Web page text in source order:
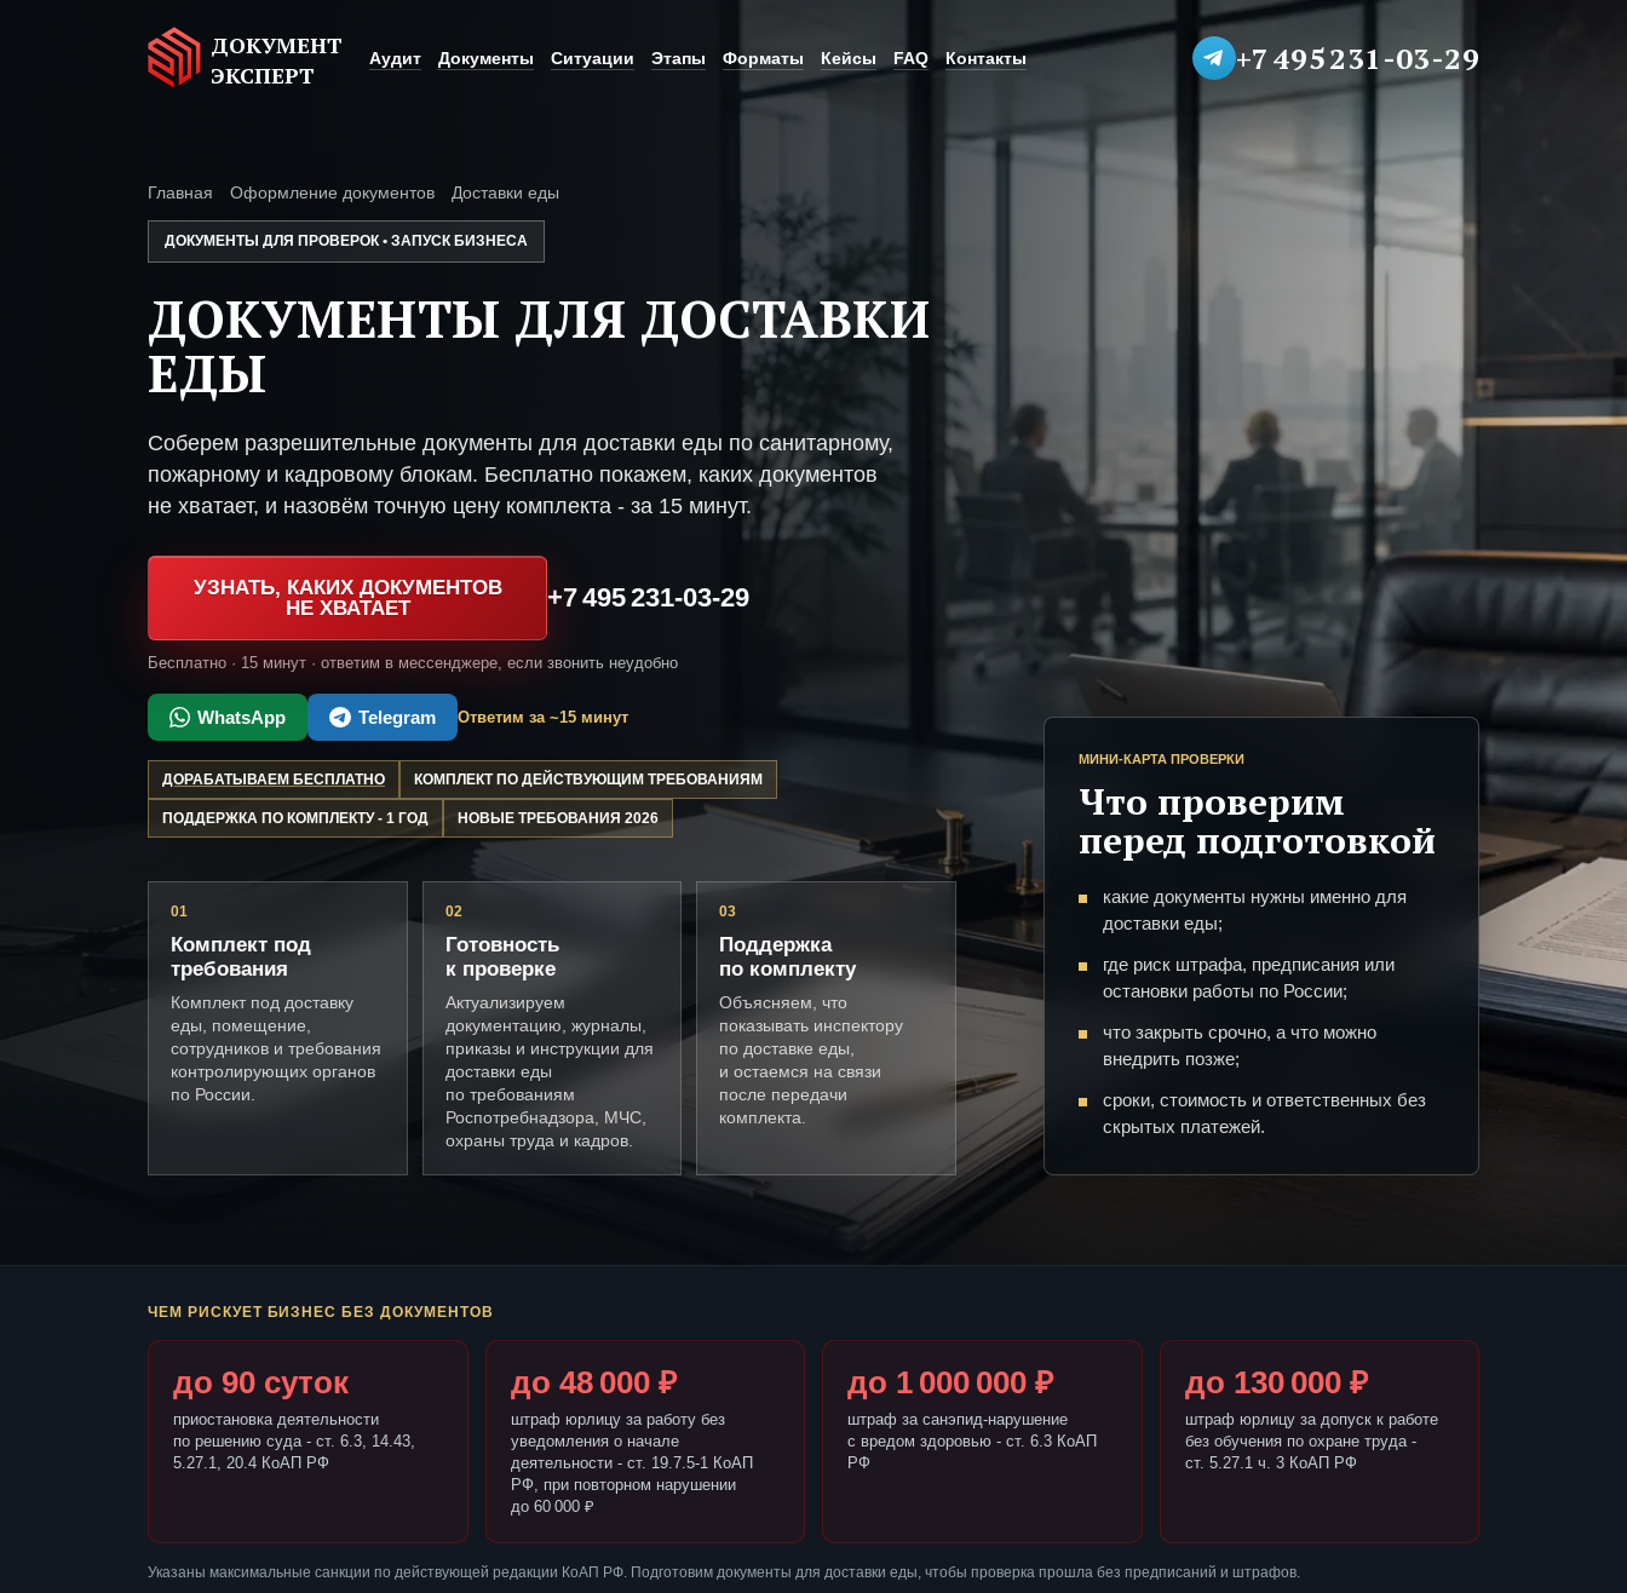
ДОКУМЕНТ
ЭКСПЕРТ
Аудит Документы Ситуации Этапы Форматы Кейсы FAQ Контакты +7 495 231-03-29
Главная Оформление документов Доставки еды
ДОКУМЕНТЫ ДЛЯ ПРОВЕРОК • ЗАПУСК БИЗНЕСА
ДОКУМЕНТЫ ДЛЯ ДОСТАВКИ
ЕДЫ
Соберем разрешительные документы для доставки еды по санитарному,
пожарному и кадровому блокам. Бесплатно покажем, каких документов
не хватает, и назовём точную цену комплекта - за 15 минут.
УЗНАТЬ, КАКИХ ДОКУМЕНТОВ
НЕ ХВАТАЕТ
+7 495 231-03-29
Бесплатно · 15 минут · ответим в мессенджере, если звонить неудобно
WhatsApp Telegram Ответим за ~15 минут
ДОРАБАТЫВАЕМ БЕСПЛАТНО КОМПЛЕКТ ПО ДЕЙСТВУЮЩИМ ТРЕБОВАНИЯМ
ПОДДЕРЖКА ПО КОМПЛЕКТУ - 1 ГОД НОВЫЕ ТРЕБОВАНИЯ 2026
01
Комплект под
требования
Комплект под доставку
еды, помещение,
сотрудников и требования
контролирующих органов
по России.
02
Готовность
к проверке
Актуализируем
документацию, журналы,
приказы и инструкции для
доставки еды
по требованиям
Роспотребнадзора, МЧС,
охраны труда и кадров.
03
Поддержка
по комплекту
Объясняем, что
показывать инспектору
по доставке еды,
и остаемся на связи
после передачи
комплекта.
МИНИ-КАРТА ПРОВЕРКИ
Что проверим
перед подготовкой
какие документы нужны именно для
доставки еды;
где риск штрафа, предписания или
остановки работы по России;
что закрыть срочно, а что можно
внедрить позже;
сроки, стоимость и ответственных без
скрытых платежей.
ЧЕМ РИСКУЕТ БИЗНЕС БЕЗ ДОКУМЕНТОВ
до 90 суток
приостановка деятельности
по решению суда - ст. 6.3, 14.43,
5.27.1, 20.4 КоАП РФ
до 48 000 ₽
штраф юрлицу за работу без
уведомления о начале
деятельности - ст. 19.7.5-1 КоАП
РФ, при повторном нарушении
до 60 000 ₽
до 1 000 000 ₽
штраф за санэпид-нарушение
с вредом здоровью - ст. 6.3 КоАП
РФ
до 130 000 ₽
штраф юрлицу за допуск к работе
без обучения по охране труда -
ст. 5.27.1 ч. 3 КоАП РФ
Указаны максимальные санкции по действующей редакции КоАП РФ. Подготовим документы для доставки еды, чтобы проверка прошла без предписаний и штрафов.